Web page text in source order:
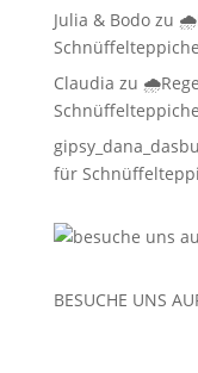
Julia & Bodozu
Claudia zu
für
BESUCHE UNS